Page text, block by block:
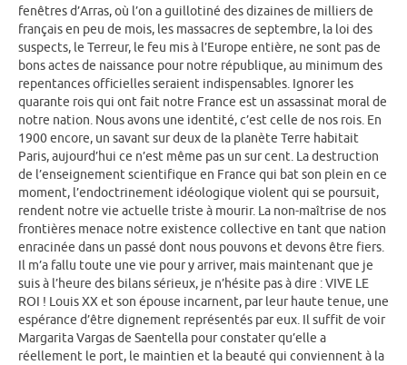
fenêtres d’Arras, où l’on a guillotiné des dizaines de milliers de
français en peu de mois, les massacres de septembre, la loi des
suspects, le Terreur, le feu mis à l’Europe entière, ne sont pas de
bons actes de naissance pour notre république, au minimum des
repentances officielles seraient indispensables. Ignorer les
quarante rois qui ont fait notre France est un assassinat moral de
notre nation. Nous avons une identité, c’est celle de nos rois. En
1900 encore, un savant sur deux de la planète Terre habitait
Paris, aujourd’hui ce n’est même pas un sur cent. La destruction
de l’enseignement scientifique en France qui bat son plein en ce
moment, l’endoctrinement idéologique violent qui se poursuit,
rendent notre vie actuelle triste à mourir. La non-maîtrise de nos
frontières menace notre existence collective en tant que nation
enracinée dans un passé dont nous pouvons et devons être fiers.
Il m’a fallu toute une vie pour y arriver, mais maintenant que je
suis à l’heure des bilans sérieux, je n’hésite pas à dire : VIVE LE
ROI ! Louis XX et son épouse incarnent, par leur haute tenue, une
espérance d’être dignement représentés par eux. Il suffit de voir
Margarita Vargas de Saentella pour constater qu’elle a
réellement le port, le maintien et la beauté qui conviennent à la